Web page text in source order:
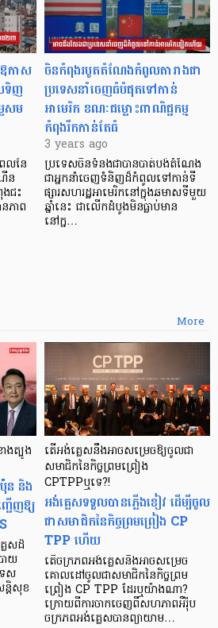
កាស
ទិញ
សម
លនៃ
ន
ជះ
ភាព
ចិនកំពុងរបូតតំណែងកំពូលតារាងជា
ប្រទេសនាំចេញធំបំផុតទៅកាន់
អាមេរិក ខណៈជម្លោះពាណិជ្ជកម្ម
កំពុងរីកកាន់តែធំ
3 years ago
ប្រទេសចិនទំនងជាបានបាត់បង់តំណែង
ជាអ្នកនាំចេញទំនិញដ៏កំពូលទៅកាន់ទី
ផ្សារសហរដ្ឋអាមេរិកនៅក្នុងឆមាសទីមួយ
ឆ្នាំនេះ ជាលើកដំបូងមិនធ្លាប់មាន
នៅក្ន…
More
ងត្បូង
ន និង
ើញឱ្យ
េសដ៏
ាយ
ស
ន្តិសុខ
តើអង់គ្លេសនឹងអាចសម្រេចឱ្យចូលជា
សមាជិកនៃកិច្ចព្រមព្រៀង
CPTPPឬទេ?!
អង់គ្លេសទទួលបានភ្លើងខៀវ ដើម្បីចូល
ជាសមាជិកនៃកិច្ចព្រមព្រៀង CP
TPP ហើយ
តើចក្រភពអង់គ្លេសនឹងអាចសម្រេច
គោលដៅចូលជាសមាជិកនៃកិច្ចព្រម
ព្រៀង CP TPP ដែរឬយ៉ាងណា?
ក្រោយពីការចាកចេញពីសហភាពអឺរ៉ុប
ចក្រភពអង់គ្លេសបានព្យាយាម…